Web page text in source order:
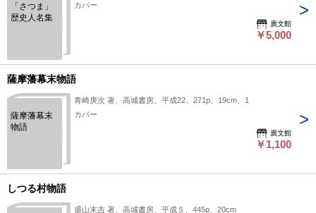
「さつま」
歴史人名集
カバー
廣文館
￥5,000
薩摩藩幕末物語
薩摩藩幕末
物語
青崎庚次 著、高城書房、平成22、271p、19cm、1
カバー
廣文館
￥1,100
しつる村物語
盛山末吉 著、高城書房、平成５、445p、20cm